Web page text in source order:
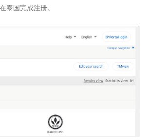
泰国完成注册。